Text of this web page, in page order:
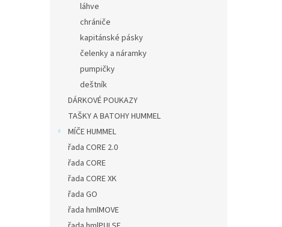
láhve
chrániče
kapitánské pásky
čelenky a náramky
pumpičky
deštník
DÁRKOVÉ POUKAZY
TAŠKY A BATOHY HUMMEL
MÍČE HUMMEL
řada CORE 2.0
řada CORE
řada CORE XK
řada GO
řada hmlMOVE